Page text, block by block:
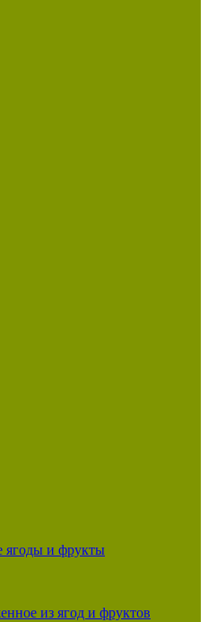
ягоды и фрукты
из ягод и фруктов